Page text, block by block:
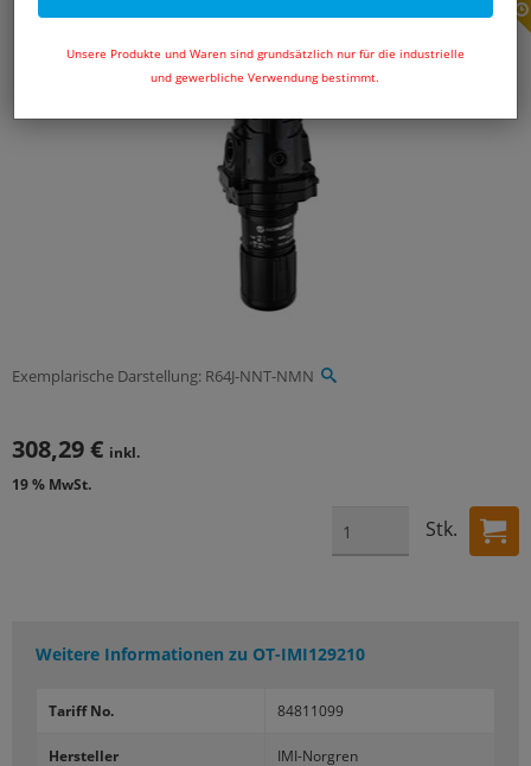
Unsere Produkte und Waren sind grundsätzlich nur für die industrielle
und gewerbliche Verwendung bestimmt.
Exemplarische Darstellung: R64J-NNT-NMN
308,29 € inkl.
19 % MwSt.
Stk.
Weitere Informationen zu OT-IMI129210
Tariff No. 84811099
Hersteller IMI-Norgren